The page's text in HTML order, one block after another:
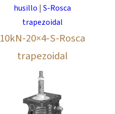
husillo |S-Rosca
trapezoidal
10kN-20×4-S-Rosca
trapezoidal